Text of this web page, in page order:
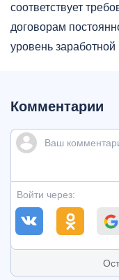
соответствует
договорам
уровень
Комментарии
Войти через: